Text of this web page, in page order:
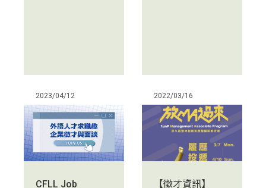
2023/04/12
CFLL Job
2022/03/16
【徵才資訊】